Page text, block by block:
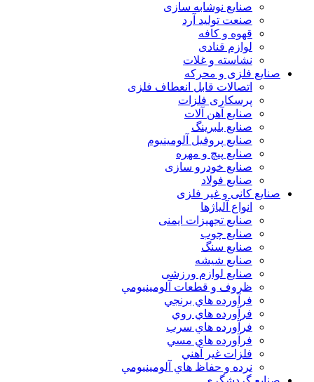
صنایع نوشابه سازی
صنعت تولید آرد
قهوه و کافه
لوازم قنادی
نشاسته و غلات
صنایع فلزی و محرکه
اتصالات قابل انعطاف فلزی
پرسکاری فلزات
صنایع آهن آلات
صنایع بلبرینگ
صنایع پروفیل آلومینیوم
صنایع پیچ و مهره
صنایع خودرو سازی
صنایع فولاد
صنایع کانی و غیر فلزی
انواع آلياژها
صنایع تجهیزات ایمنی
صنایع چوب
صنایع سنگ
صنایع شیشه
صنایع لوازم ورزشی
ظروف و قطعات آلومينيومي
فرآورده هاي برنجي
فرآورده هاي روي
فرآورده هاي سرب
فرآورده هاي مسي
فلزات غير آهني
نرده و حفاظ هاي آلومينيومي